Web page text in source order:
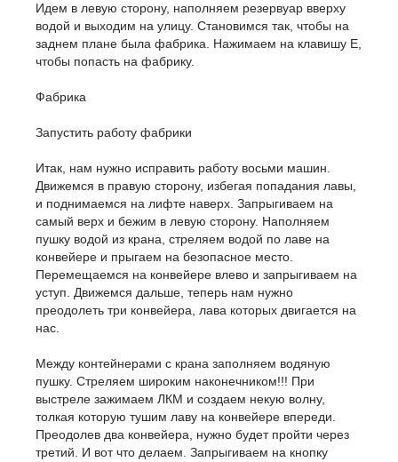
Идем в левую сторону, наполняем резервуар вверху
водой и выходим на улицу. Становимся так, чтобы на
заднем плане была фабрика. Нажимаем на клавишу E,
чтобы попасть на фабрику.
Фабрика
Запустить работу фабрики
Итак, нам нужно исправить работу восьми машин.
Движемся в правую сторону, избегая попадания лавы,
и поднимаемся на лифте наверх. Запрыгиваем на
самый верх и бежим в левую сторону. Наполняем
пушку водой из крана, стреляем водой по лаве на
конвейере и прыгаем на безопасное место.
Перемещаемся на конвейере влево и запрыгиваем на
уступ. Движемся дальше, теперь нам нужно
преодолеть три конвейера, лава которых двигается на
нас.
Между контейнерами с крана заполняем водяную
пушку. Стреляем широким наконечником!!! При
выстреле зажимаем ЛКМ и создаем некую волну,
толкая которую тушим лаву на конвейере впереди.
Преодолев два конвейера, нужно будет пройти через
третий. И вот что делаем. Запрыгиваем на кнопку